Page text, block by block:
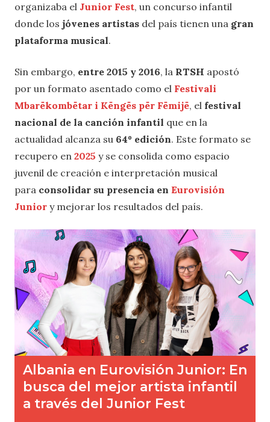
organizaba el Junior Fest, un concurso infantil
donde los jóvenes artistas del país tienen una gran
plataforma musical.
Sin embargo, entre 2015 y 2016, la RTSH apostó
por un formato asentado como el Festivali
Mbarëkombëtar i Këngës për Fëmijë, el festival
nacional de la canción infantil que en la
actualidad alcanza su 64º edición. Este formato se
recupero en 2025 y se consolida como espacio
juvenil de creación e interpretación musical
para consolidar su presencia en Eurovisión
Junior y mejorar los resultados del país.